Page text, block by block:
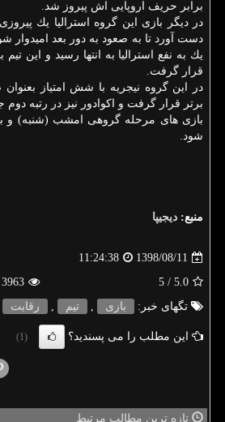
برابر حریف اروپایی اش پیروز شد.
در دیگر بازی این گروه استرالیا یك
قرار گرفت.
برتر قرار گرفت و اكوادور نیز در رتبه
بازی های مرحله گروهی امشب (شنبه) و
شود.
منبع: دیجیپا
1398/08/11
11:24:38
5.0
/ 5
3963
تگهای خبر:
بازی , تیم , رقابت
این مطلب را می پسندید؟ (1)
تازه ترین مطالب مرتبط